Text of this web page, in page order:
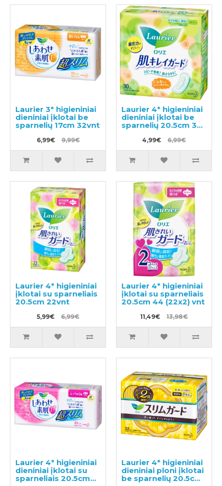
Laurier 3* higieniniai
dieniniai įklotai be
sparnelių 17cm 32vnt
6,99€ 9,99€
Laurier 4* higieniniai
dieniniai įklotai be
sparnelių 20.5cm 30
4,99€ 6,99€
Laurier 4* higieniniai
įklotai su sparneliais
20.5cm 22vnt
5,99€ 6,99€
Laurier 4* higieniniai
įklotai su sparneliais
20.5cm 44 (22x2) vnt
11,49€ 13,98€
Laurier 4* higieniniai
dieniniai įklotai su
sparneliais 20.5cm
Laurier 4* higieniniai
dieniniai ploni įklotai
be sparnelių 20.5cm